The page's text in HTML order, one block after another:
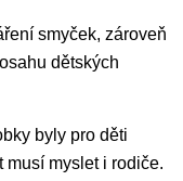
smyček, zároveň
dětských
byly pro děti
musí myslet i rodiče.